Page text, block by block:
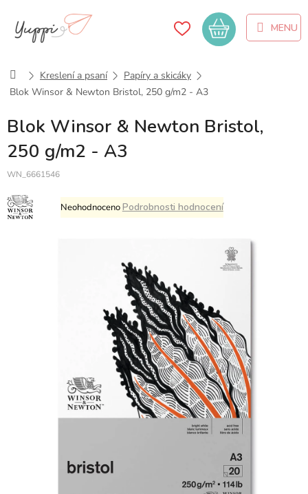
obsah
Nákupní
košík
DomůKreslení a psaní
Papíry a skicáky
Blok Winsor & Newton Bristol, 250 g/m2 - A3
Blok Winsor & Newton Bristol,
250 g/m2 - A3
WN_6661546
Průměrné
hodnocení
NeohodnocenoPodrobnosti hodnocení